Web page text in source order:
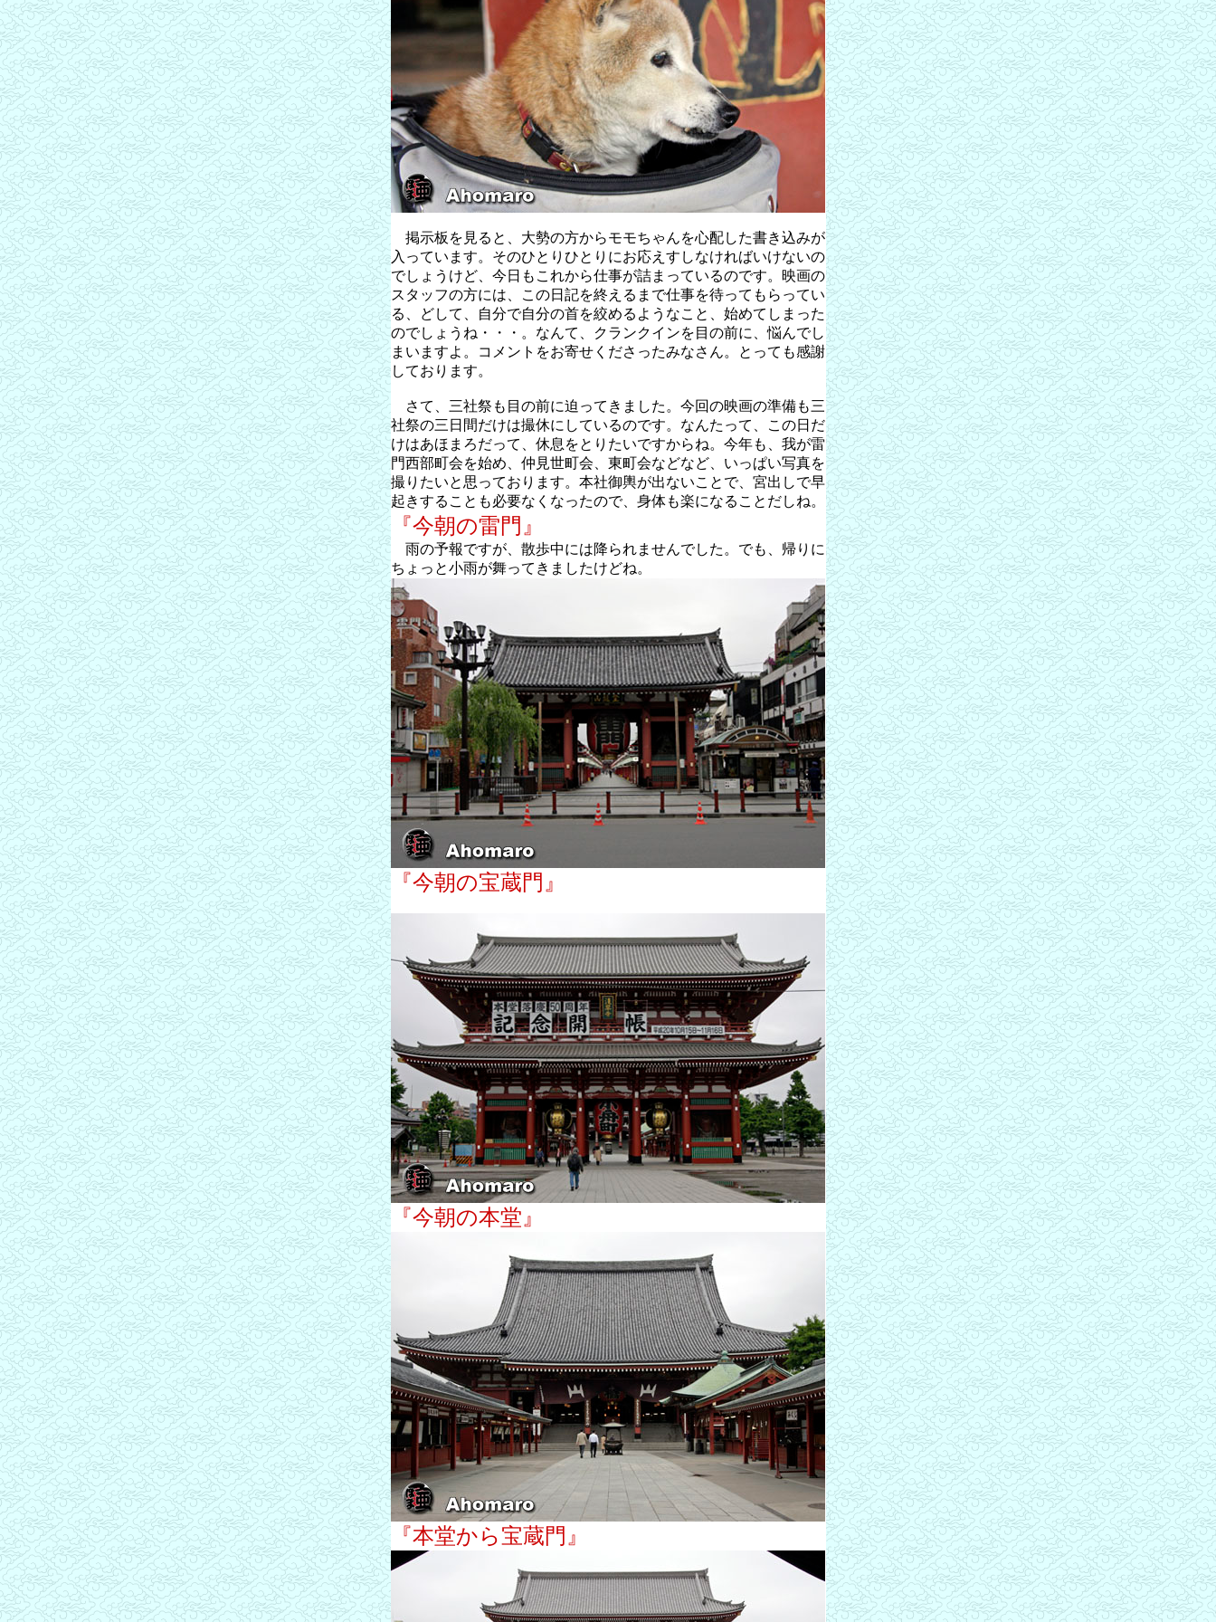
掲示板を見ると、大勢の方からモモちゃんを心配した書き込みが
入っています。そのひとりひとりにお応えすしなければいけないの
でしょうけど、今日もこれから仕事が詰まっているのです。映画の
スタッフの方には、この日記を終えるまで仕事を待ってもらってい
る、どして、自分で自分の首を絞めるようなこと、始めてしまった
のでしょうね・・・。なんて、クランクインを目の前に、悩んでし
まいますよ。コメントをお寄せくださったみなさん。とっても感謝
しております。
さて、三社祭も目の前に迫ってきました。今回の映画の準備も三
社祭の三日間だけは撮休にしているのです。なんたって、この日だ
けはあほまろだって、休息をとりたいですからね。今年も、我が雷
門西部町会を始め、仲見世町会、東町会などなど、いっぱい写真を
撮りたいと思っております。本社御輿が出ないことで、宮出しで早
起きすることも必要なくなったので、身体も楽になることだしね。
『今朝の雷門』
雨の予報ですが、散歩中には降られませんでした。でも、帰りに
ちょっと小雨が舞ってきましたけどね。
『今朝の宝蔵門』
『今朝の本堂』
『本堂から宝蔵門』